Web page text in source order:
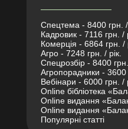
Спецтема - 8400 грн. /
Кадровик - 7116 грн. /
Комерція - 6864 грн. /
Агро - 7248 грн. / рік.
Спецрозбір - 8400 грн.
Агропорадники - 3600
Вебінари - 6000 грн. /
Online бібліотека
Online видання
Online видання
Популярні статті